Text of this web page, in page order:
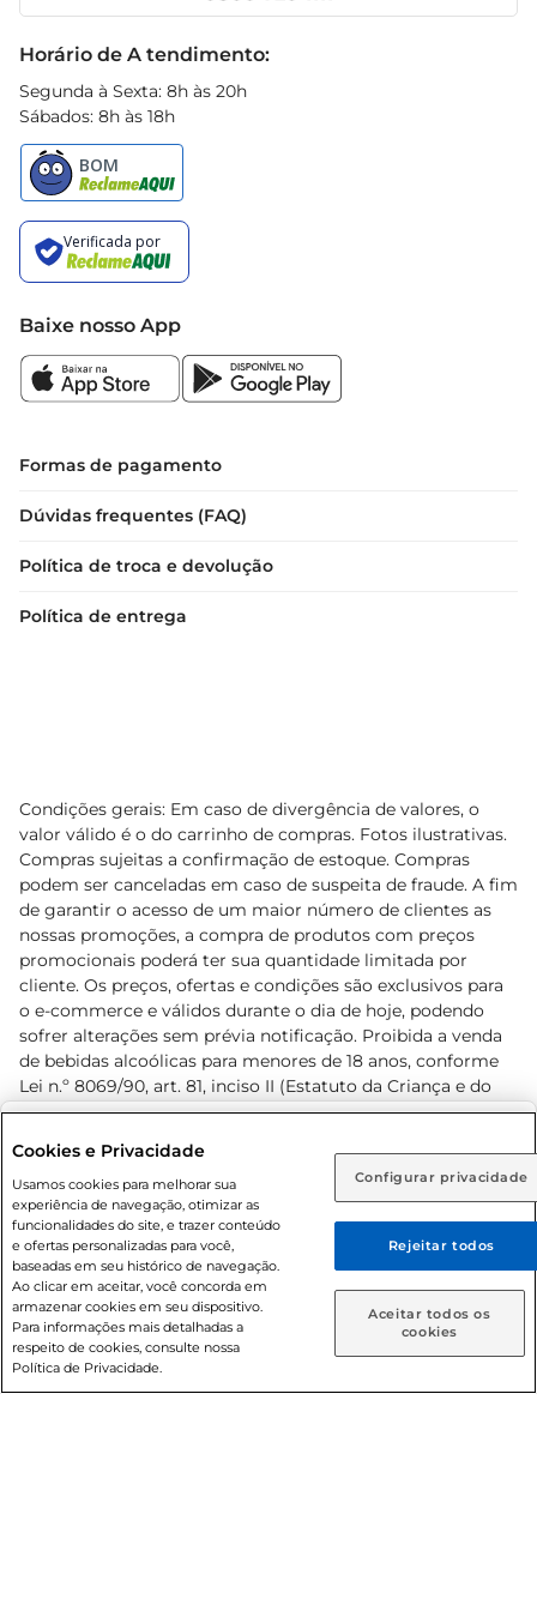
Rio de Janeiro (RJ) Goiás (GO)
Ou
Caso queira comprar online, informe como deseja receber
suas compras:
Entrega em casa Retire em Loja
Horário de A tendimento:
Segunda à Sexta: 8h às 20h
Sábados: 8h às 18h
Baixe nosso App
Formas de pagamento
Dúvidas frequentes (FAQ)
Política de troca e devolução
Política de entrega
Condições gerais: Em caso de divergência de valores, o
valor válido é o do carrinho de compras. Fotos ilustrativas.
Compras sujeitas a confirmação de estoque. Compras
podem ser canceladas em caso de suspeita de fraude. A fim
de garantir o acesso de um maior número de clientes as
nossas promoções, a compra de produtos com preços
promocionais poderá ter sua quantidade limitada por
cliente. Os preços, ofertas e condições são exclusivos para
o e-commerce e válidos durante o dia de hoje, podendo
sofrer alterações sem prévia notificação. Proibida a venda
de bebidas alcoólicas para menores de 18 anos, conforme
Lei n.º 8069/90, art. 81, inciso II (Estatuto da Criança e do
Adolescente). Preços e condições exclusivos para o
prévio. O valor mínimo para as compras on-line é de R$
80,00.
© 2026 Copyright. Todos os direitos
reservados Prezunic.
Cookies e Privacidade
Usamos cookies para melhorar sua
experiência de navegação, otimizar as
funcionalidades do site, e trazer conteúdo
e ofertas personalizadas para você,
baseadas em seu histórico de navegação.
Ao clicar em aceitar, você concorda em
armazenar cookies em seu dispositivo.
Para informações mais detalhadas a
respeito de cookies, consulte nossa
Política de Privacidade.
Configurar privacidade
Rejeitar todos
Aceitar todos os
cookies